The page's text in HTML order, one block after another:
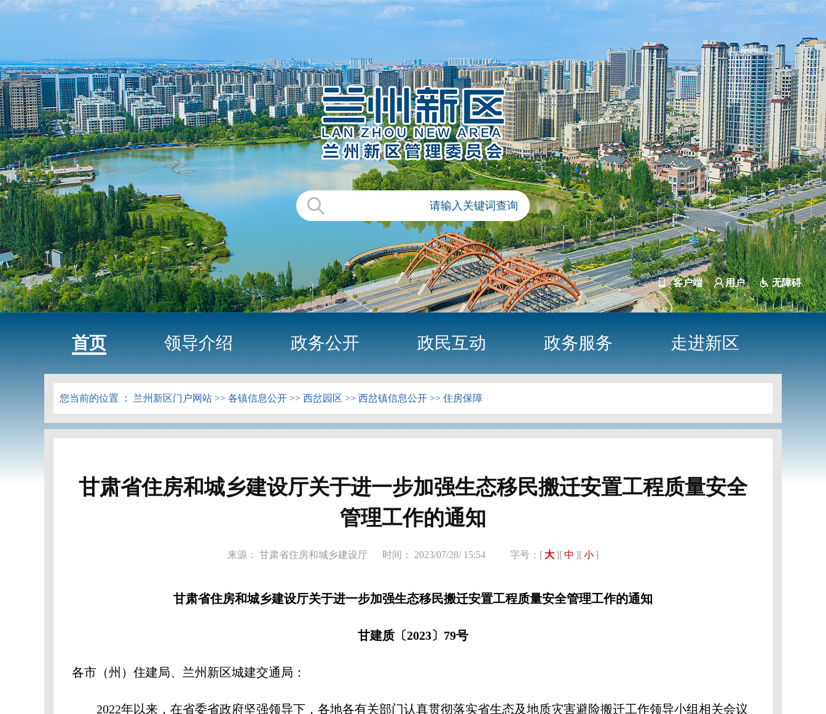
客户端 用户 无障碍
首页 领导介绍 政务公开 政民互动 政务服务 走进新区
您当前的位置 ： 兰州新区门户网站 >> 各镇信息公开 >> 西岔园区 >> 西岔镇信息公开 >> 住房保障
甘肃省住房和城乡建设厅关于进一步加强生态移民搬迁安置工程质量安全
管理工作的通知
来源： 甘肃省住房和城乡建设厅 时间： 2023/07/28/ 15:54 字号：[ 大 ][中 ][小 ]
甘肃省住房和城乡建设厅关于进一步加强生态移民搬迁安置工程质量安全管理工作的通知
甘建质〔2023〕79号
各市（州）住建局、兰州新区城建交通局：
2022年以来，在省委省政府坚强领导下，各地各有关部门认真贯彻落实省生态及地质灾害避险搬迁工作领导小组相关会议